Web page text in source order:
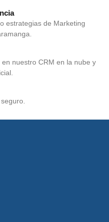
estrategias de Marketing
nuestro CRM en la nube y